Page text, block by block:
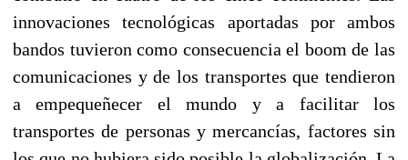
innovaciones tecnológicas aportadas por ambos
bandos tuvieron como consecuencia el boom de las
comunicaciones y de los transportes que tendieron
a empequeñecer el mundo y a facilitar los
transportes de personas y mercancías, factores sin